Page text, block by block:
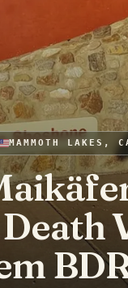
MAMMOTH LAKES,